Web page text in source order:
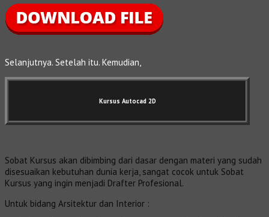
Selanjutnya. Setelah itu. Kemudian,
Kursus Autocad 2D
Sobat Kursus akan dibimbing dari dasar dengan materi yang sudah
disesuaikan kebutuhan dunia kerja, sangat cocok untuk Sobat
Kursus yang ingin menjadi Drafter Profesional.
Untuk bidang Arsitektur dan Interior :